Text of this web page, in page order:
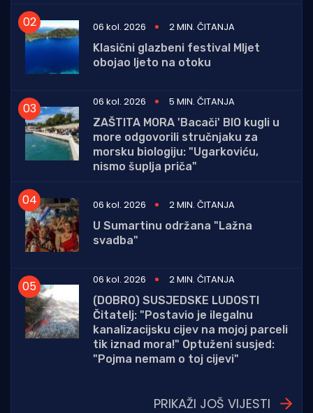
06 kol. 2026
2 MIN. ČITANJA
Klasični glazbeni festival Mljet
obojao ljeto na otoku
06 kol. 2026
5 MIN. ČITANJA
ZAŠTITA MORA 'Bacači' BIO kugli u
more odgovorili stručnjaku za
morsku biologiju: "Ugarkoviću,
nismo šuplja priča"
06 kol. 2026
2 MIN. ČITANJA
U Sumartinu održana "Lažna
svadba"
06 kol. 2026
2 MIN. ČITANJA
(DOBRO) SUSJEDSKE LUDOSTI
Čitatelj: "Postavio je ilegalnu
kanalizacijsku cijev na mojoj parceli
tik iznad mora!" Optuženi susjed:
"Pojma nemam o toj cijevi"
PRIKAŽI JOŠ VIJESTI